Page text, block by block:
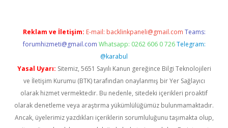
Reklam ve İletişim: E-mail: backlinkpaneli@gmail.com Teams:
forumhizmeti@gmail.com Whatsapp: 0262 606 0 726 Telegram:
@karabul
Yasal Uyarı: Sitemiz, 5651 Sayılı Kanun gereğince Bilgi Teknolojileri
ve İletişim Kurumu (BTK) tarafından onaylanmış bir Yer Sağlayıcı
olarak hizmet vermektedir. Bu nedenle, sitedeki içerikleri proaktif
olarak denetleme veya araştırma yükümlülüğümüz bulunmamaktadır.
Ancak, üyelerimiz yazdıkları içeriklerin sorumluluğunu taşımakta olup,